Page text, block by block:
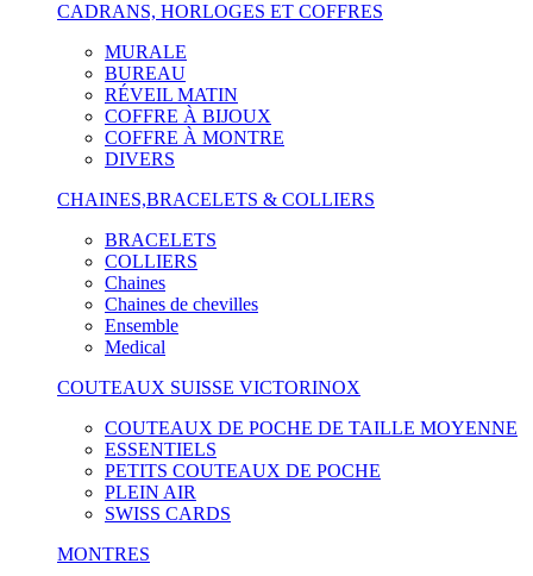
CADRANS, HORLOGES ET COFFRES
MURALE
BUREAU
RÉVEIL MATIN
COFFRE À BIJOUX
COFFRE À MONTRE
DIVERS
CHAINES,BRACELETS & COLLIERS
BRACELETS
COLLIERS
Chaines
Chaines de chevilles
Ensemble
Medical
COUTEAUX SUISSE VICTORINOX
COUTEAUX DE POCHE DE TAILLE MOYENNE
ESSENTIELS
PETITS COUTEAUX DE POCHE
PLEIN AIR
SWISS CARDS
MONTRES